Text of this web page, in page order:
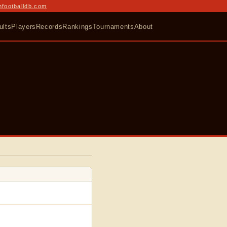
Players RecordsRankingsTournamentsAbout